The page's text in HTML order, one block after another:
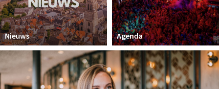
Nieuws, interviews & blogs
Eten
Drinken
Slapen
Recreatief
Nieuws Agenda